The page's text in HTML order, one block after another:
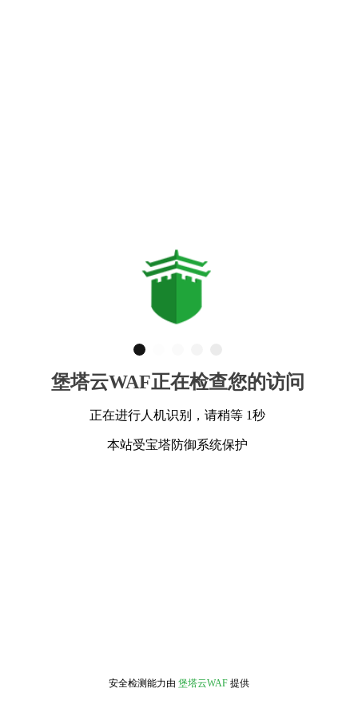
堡塔云WAF正在检查您的访问
正在进行人机识别，请稍等 1秒
本站受宝塔防御系统保护
安全检测能力由 堡塔云WAF 提供